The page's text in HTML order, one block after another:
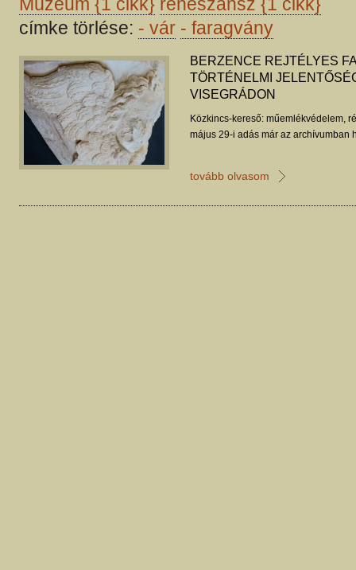
címke törlése: - vár - faragvány
BERZENCE REJTÉLYES
TÖRTÉNELMI
VISEGRÁDON
Közkincs-kereső: műemlékvédelem,
május 29-i adás már az archívumban
tovább olvasom